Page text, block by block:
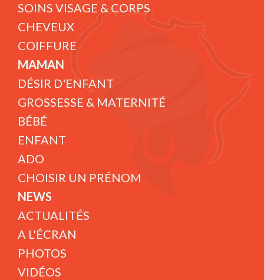
SOINS VISAGE & CORPS
CHEVEUX
COIFFURE
MAMAN
DÉSIR D'ENFANT
GROSSESSE & MATERNITÉ
BÉBÉ
ENFANT
ADO
CHOISIR UN PRÉNOM
NEWS
ACTUALITÉS
A L'ÉCRAN
PHOTOS
VIDÉOS